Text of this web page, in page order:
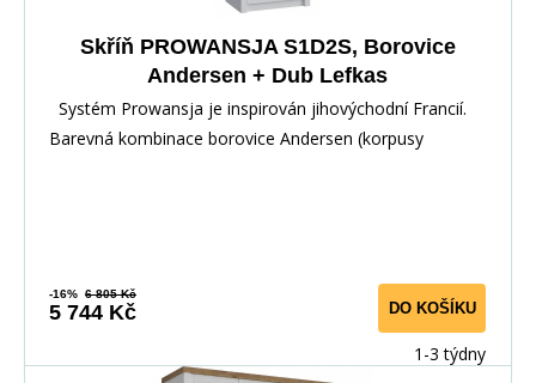
Skříň PROWANSJA S1D2S, Borovice
Andersen + Dub Lefkas
Systém Prowansja je inspirován jihovýchodní Francií.
Barevná kombinace borovice Andersen (korpusy
-16% 6 805 Kč
5 744 Kč DO KOŠÍKU
1-3 týdny